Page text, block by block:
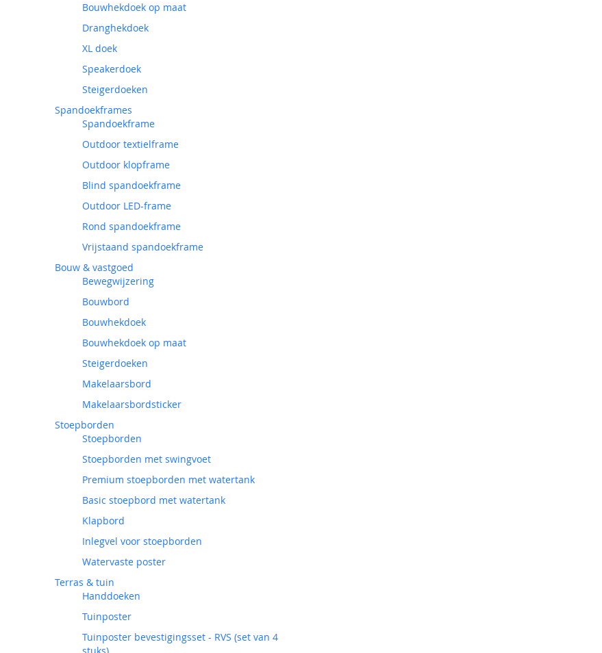
Bouwhekdoek op maat
Dranghekdoek
XL doek
Speakerdoek
Steigerdoeken
Spandoekframes
Spandoekframe
Outdoor textielframe
Outdoor klopframe
Blind spandoekframe
Outdoor LED-frame
Rond spandoekframe
Vrijstaand spandoekframe
Bouw & vastgoed
Bewegwijzering
Bouwbord
Bouwhekdoek
Bouwhekdoek op maat
Steigerdoeken
Makelaarsbord
Makelaarsbordsticker
Stoepborden
Stoepborden
Stoepborden met swingvoet
Premium stoepborden met watertank
Basic stoepbord met watertank
Klapbord
Inlegvel voor stoepborden
Watervaste poster
Terras & tuin
Handdoeken
Tuinposter
Tuinposter bevestigingsset - RVS (set van 4